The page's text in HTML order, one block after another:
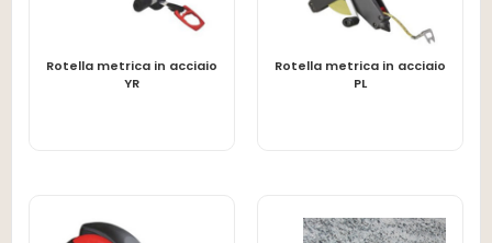
LEGGI TUTTO
Rotella metrica in acciaio
YR
LEGGI TUTTO
Rotella metrica in acciaio
PL